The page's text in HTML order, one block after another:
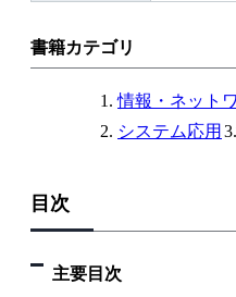
書籍カテゴリ
情報・ネット
システム応用
目次
主要目次